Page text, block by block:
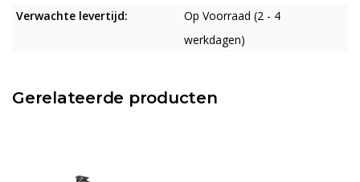
Verwachte levertijd:
Op Voorraad (2 - 4
werkdagen)
Gerelateerde producten